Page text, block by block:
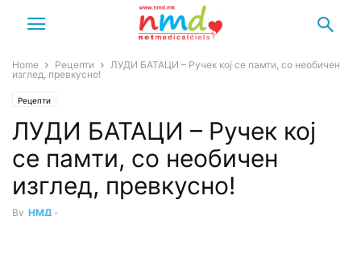
Home Рецепти
ЛУДИ БАТАЦИ – Ручек кој се памти, со необичен
изглед, превкусно!
Рецепти
ЛУДИ БАТАЦИ – Ручек кој
се памти, со необичен
изглед, превкусно!
By НМД -